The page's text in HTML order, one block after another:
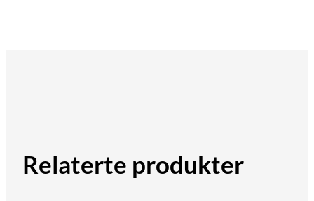
Relaterte produkter